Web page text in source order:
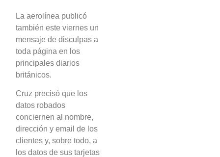
La aerolínea publicó
también este viernes un
mensaje de disculpas a
toda página en los
principales diarios
británicos.
Cruz precisó que los
datos robados
conciernen al nombre,
dirección y email de los
clientes y, sobre todo, a
los datos de sus tarjetas